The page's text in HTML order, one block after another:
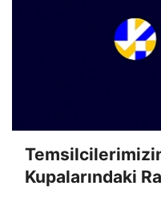
Kupalarındaki